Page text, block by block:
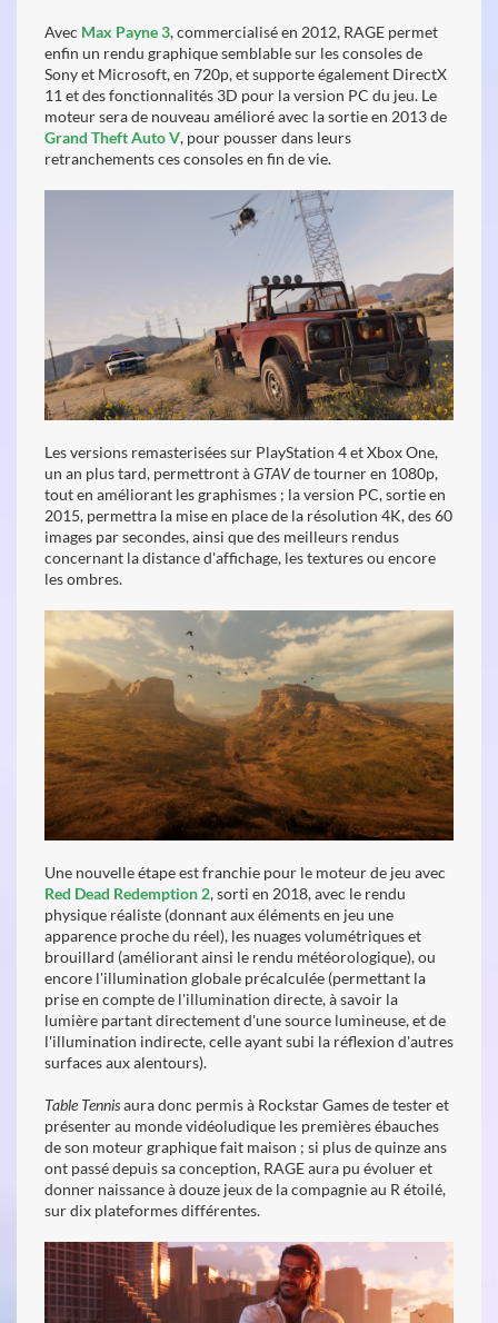
Avec Max Payne 3, commercialisé en 2012, RAGE permet
enfin un rendu graphique semblable sur les consoles de
Sony et Microsoft, en 720p, et supporte également DirectX
11 et des fonctionnalités 3D pour la version PC du jeu. Le
moteur sera de nouveau amélioré avec la sortie en 2013 de
Grand Theft Auto V, pour pousser dans leurs
retranchements ces consoles en fin de vie.
Les versions remasterisées sur PlayStation 4 et Xbox One,
un an plus tard, permettront àGTAVde tourner en 1080p,
tout en améliorant les graphismes ; la version PC, sortie en
2015, permettra la mise en place de la résolution 4K, des 60
images par secondes, ainsi que des meilleurs rendus
concernant la distance d'affichage, les textures ou encore
les ombres.
Une nouvelle étape est franchie pour le moteur de jeu avec
Red Dead Redemption 2, sorti en 2018, avec le rendu
physique réaliste (donnant aux éléments en jeu une
apparence proche du réel), les nuages volumétriques et
brouillard (améliorant ainsi le rendu météorologique), ou
encore l'illumination globale précalculée (permettant la
prise en compte de l'illumination directe, à savoir la
lumière partant directement d'une source lumineuse, et de
l'illumination indirecte, celle ayant subi la réflexion d'autres
surfaces aux alentours).
Table Tennisaura donc permis à Rockstar Games de tester et
présenter au monde vidéoludique les premières ébauches
de son moteur graphique fait maison ; si plus de quinze ans
ont passé depuis sa conception, RAGE aura pu évoluer et
donner naissance à douze jeux de la compagnie au R étoilé,
sur dix plateformes différentes.